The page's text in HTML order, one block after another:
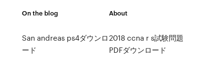
On the blog
San andreas ps4ダウンロ
ード
About
2018 ccna r s試験問題
PDFダウンロード